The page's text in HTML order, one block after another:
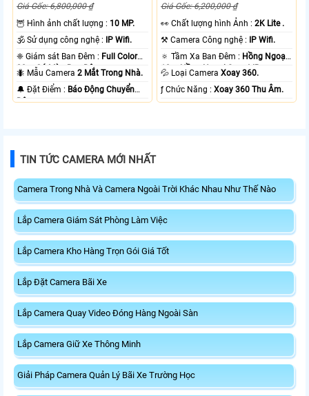
Giá Gốc: 6,800,000 ₫
🦉 Hình ảnh chất lượng : 10 MP.
🕉️ Sử dụng công nghệ : IP Wifi.
❈ Giám sát Ban Đêm : Full Color
20m Có Màu Ban Ðêm.
🐜 Mẫu Camera2 Mắt Trong Nhà.
️🔔 Đặt Điểm : Báo Động Chuyển
Động.
Giá Gốc: 6,200,000 ₫
️👀 Chất lượng hình Ảnh :2K Lite .
⚒ Camera Công nghệ : IP Wifi.
🔅 Tầm Xa Ban Đêm : Hồng Ngoại
10m Hồng Ngoại Smart IR.
💦 Loại CameraXoay 360.
️ƒ Chức Năng :Xoay 360 Thu Âm.
TIN TỨC CAMERA MỚI NHẤT
Camera Trong Nhà Và Camera Ngoài Trời Khác Nhau Như Thế Nào
Lắp Camera Giám Sát Phòng Làm Việc
Lắp Camera Kho Hàng Trọn Gói Giá Tốt
Lắp Đặt Camera Bãi Xe
Lắp Camera Quay Video Đóng Hàng Ngoài Sàn
Lắp Camera Giữ Xe Thông Minh
Giải Pháp Camera Quản Lý Bãi Xe Trường Học